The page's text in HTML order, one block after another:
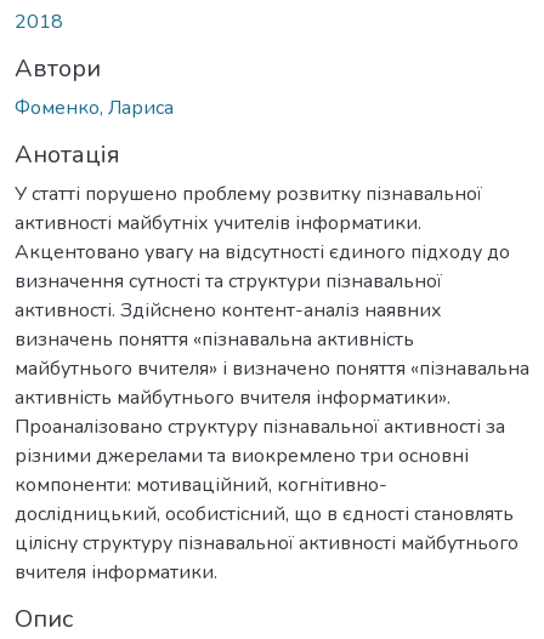
2018
Автори
Фоменко, Лариса
Анотація
У статті порушено проблему розвитку пізнавальної
активності майбутніх учителів інформатики.
Акцентовано увагу на відсутності єдиного підходу до
визначення сутності та структури пізнавальної
активності. Здійснено контент-аналіз наявних
визначень поняття «пізнавальна активність
майбутнього вчителя» і визначено поняття «пізнавальна
активність майбутнього вчителя інформатики».
Проаналізовано структуру пізнавальної активності за
різними джерелами та виокремлено три основні
компоненти: мотиваційний, когнітивно-
дослідницький, особистісний, що в єдності становлять
цілісну структуру пізнавальної активності майбутнього
вчителя інформатики.
Опис